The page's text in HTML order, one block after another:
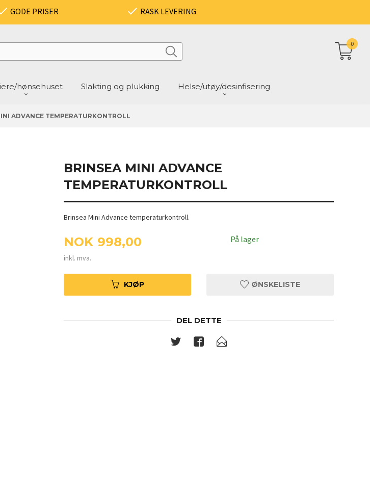
GODE PRISER RASK LEVERING
hønsehuset Slakting og plukking Helse/utøy/desinfisering
0
ADVANCE TEMPERATURKONTROLL
BRINSEA MINI ADVANCE
TEMPERATURKONTROLL
Brinsea Mini Advance temperaturkontroll.
Pris
NOK 998,00
inkl. mva.
På lager
KJØP ØNSKELISTE
DEL DETTE